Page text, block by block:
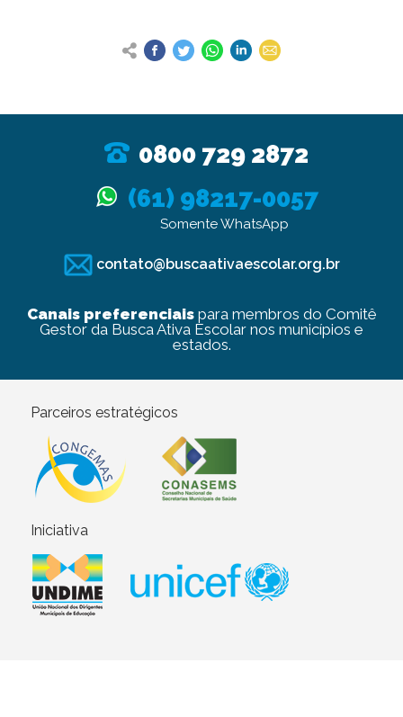
0800 729 2872
(61) 98217-0057
Somente WhatsApp
contato@buscaativaescolar.org.br
Canais preferenciaispara membros do Comitê
Gestor da Busca Ativa Escolar nos municípios e
estados.
Parceiros estratégicos
Iniciativa